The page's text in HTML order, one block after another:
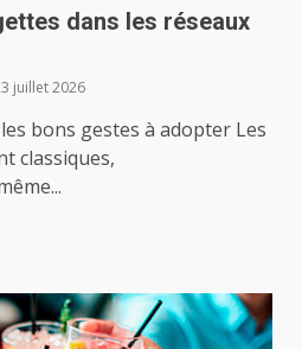
dans les réseaux
juillet 2026
bons gestes à adopter Les
classiques,